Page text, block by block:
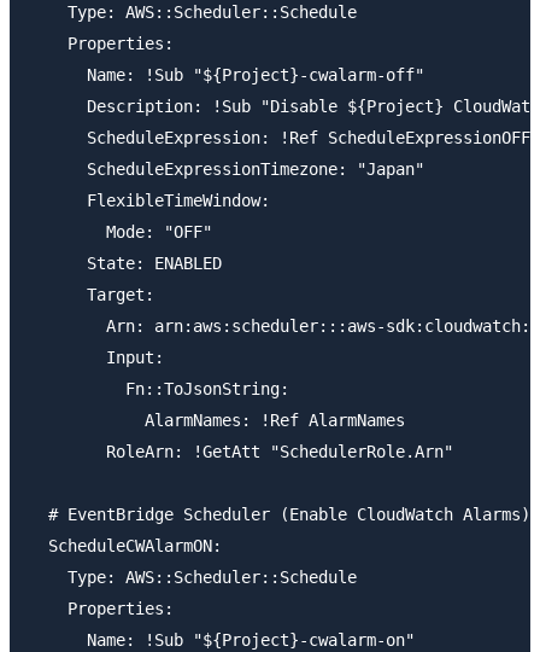
    Type: AWS::Scheduler::Schedule
    Properties:
      Name: !Sub "${Project}-cwalarm-off"
Description: !Sub "Disable ${Project}
      ScheduleExpression: !Ref ScheduleExpressionOFF
      ScheduleExpressionTimezone: "Japan"
      FlexibleTimeWindow:
        Mode: "OFF"
      State: ENABLED
      Target:
Arn: arn:aws:scheduler:::aws-
        Input:
          Fn::ToJsonString:
            AlarmNames: !Ref AlarmNames
        RoleArn: !GetAtt "SchedulerRole.Arn"
  # EventBridge Scheduler (Enable CloudWatch Alarms)
  ScheduleCWAlarmON:
    Type: AWS::Scheduler::Schedule
    Properties:
      Name: !Sub "${Project}-cwalarm-on"